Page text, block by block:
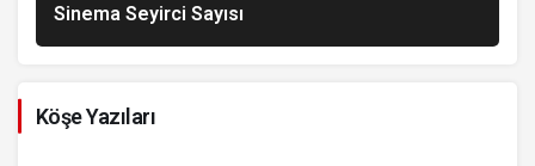
Sinema Seyirci Sayısı
Köşe Yazıları